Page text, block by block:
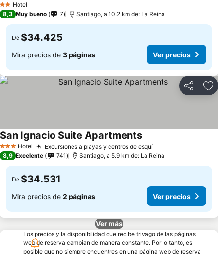
2 Estrellas
Hotel
8,3 Muy bueno 7 Santiago, a 10.2 km de: La Reina
De $34.425
Mira precios de 3 páginas Ver precios
Compartir
3 Estrellas
Hotel Excursiones a playas y centros de esquí
San Ignacio Suite Apartments
8,9 Excelente 741 Santiago, a 5.9 km de: La Reina
De $34.531
Mira precios de 2 páginas Ver precios
Ver más
Los precios y la disponibilidad que recibe trivago de las páginas
web de reserva cambian de manera constante. Por lo tanto, es
posible que no siempre encuentres en una página web de reserva